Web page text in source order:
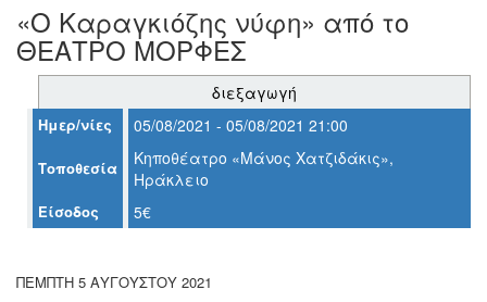
ΗΜΕΡΟΛΟΓΙΟ
ΕΚΔΗΛΩΣΕΩΝ
ΤΟΠΟΣ
ΜΑΣ
«Ο Καραγκιόζης νύφη» από το
ΘΕΑΤΡΟ ΜΟΡΦΕΣ
διεξαγωγή
Ημερ/νίες 05/08/2021 - 05/08/2021 21:00
Τοποθεσία
Κηποθέατρο «Μάνος Χατζιδάκις»,
Ηράκλειο
Είσοδος 5€
ΠΕΜΠΤΗ 5 ΑΥΓΟΥΣΤΟΥ 2021